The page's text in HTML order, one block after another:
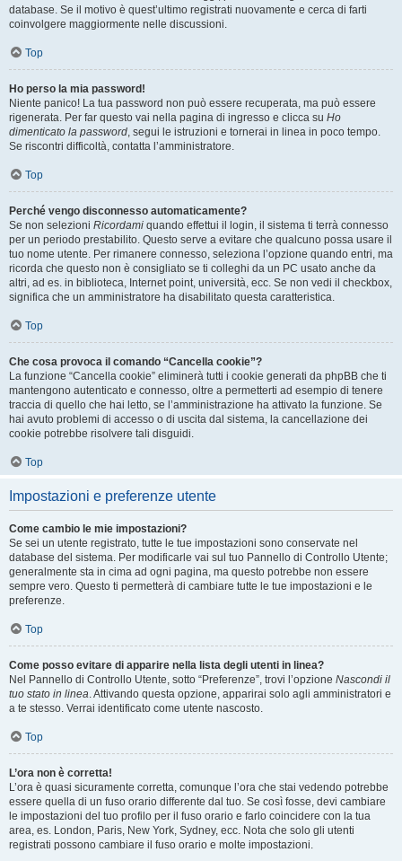
database. Se il motivo è quest’ultimo registrati nuovamente e cerca di farti
coinvolgere maggiormente nelle discussioni.
Top
Ho perso la mia password!
Niente panico! La tua password non può essere recuperata, ma può essere
rigenerata. Per far questo vai nella pagina di ingresso e clicca su Ho
dimenticato la password, segui le istruzioni e tornerai in linea in poco tempo.
Se riscontri difficoltà, contatta l’amministratore.
Top
Perché vengo disconnesso automaticamente?
Se non selezioni Ricordami quando effettui il login, il sistema ti terrà connesso
per un periodo prestabilito. Questo serve a evitare che qualcuno possa usare il
tuo nome utente. Per rimanere connesso, seleziona l’opzione quando entri, ma
ricorda che questo non è consigliato se ti colleghi da un PC usato anche da
altri, ad es. in biblioteca, Internet point, università, ecc. Se non vedi il checkbox,
significa che un amministratore ha disabilitato questa caratteristica.
Top
Che cosa provoca il comando “Cancella cookie”?
La funzione “Cancella cookie” eliminerà tutti i cookie generati da phpBB che ti
mantengono autenticato e connesso, oltre a permetterti ad esempio di tenere
traccia di quello che hai letto, se l’amministrazione ha attivato la funzione. Se
hai avuto problemi di accesso o di uscita dal sistema, la cancellazione dei
cookie potrebbe risolvere tali disguidi.
Top
Impostazioni e preferenze utente
Come cambio le mie impostazioni?
Se sei un utente registrato, tutte le tue impostazioni sono conservate nel
database del sistema. Per modificarle vai sul tuo Pannello di Controllo Utente;
generalmente sta in cima ad ogni pagina, ma questo potrebbe non essere
sempre vero. Questo ti permetterà di cambiare tutte le tue impostazioni e le
preferenze.
Top
Come posso evitare di apparire nella lista degli utenti in linea?
Nel Pannello di Controllo Utente, sotto “Preferenze”, trovi l’opzione Nascondi il
tuo stato in linea. Attivando questa opzione, apparirai solo agli amministratori e
a te stesso. Verrai identificato come utente nascosto.
Top
L’ora non è corretta!
L’ora è quasi sicuramente corretta, comunque l’ora che stai vedendo potrebbe
essere quella di un fuso orario differente dal tuo. Se così fosse, devi cambiare
le impostazioni del tuo profilo per il fuso orario e farlo coincidere con la tua
area, es. London, Paris, New York, Sydney, ecc. Nota che solo gli utenti
registrati possono cambiare il fuso orario e molte impostazioni.